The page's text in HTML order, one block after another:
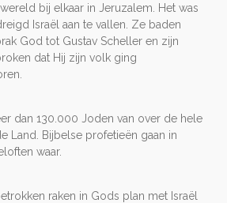
bij elkaar in Jeruzalem. Het was
Israël aan te vallen. Ze baden
God tot Gustav Scheller en zijn
dat Hij zijn volk ging
dan 130.000 Joden van over de hele
Land. Bijbelse profetieën gaan in
waar.
raken in Gods plan met Israël